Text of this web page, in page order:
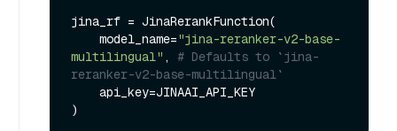
jina_rf = JinaRerankFunction(
    model_name=
"jina-reranker-v2-base-
multilingual" , # Defaults to `jina-
reranker-v2-base-multilingual`